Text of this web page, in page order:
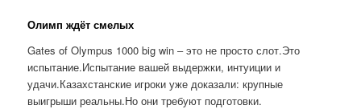
Олимп ждёт смелых
Gates of Olympus 1000 big win – это не просто слот.Это
испытание.Испытание вашей выдержки, интуиции и
удачи.Казахстанские игроки уже доказали: крупные
выигрыши реальны.Но они требуют подготовки.